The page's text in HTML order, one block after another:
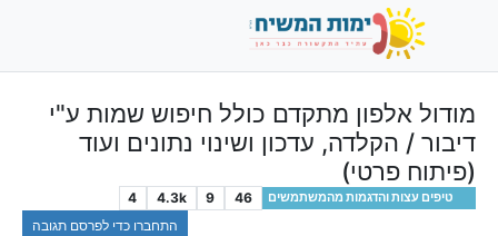
מודול אלפון מתקדם כולל חיפוש שמות ע"י
דיבור / הקלדה, עדכון ושינוי נתונים ועוד
(פיתוח פרטי)
טיפים עצות והדגמות מהמשתמשים 46
9
4.3k
4
התחברו כדי לפרסם תגובה